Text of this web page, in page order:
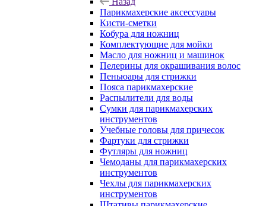
Парикмахерские аксессуары
Кисти-сметки
Кобура для ножниц
Комплектующие для мойки
Масло для ножниц и машинок
Пелерины для окрашивания волос
Пеньюары для стрижки
Пояса парикмахерские
Распылители для воды
Сумки для парикмахерских
инструментов
Учебные головы для причесок
Фартуки для стрижки
Футляры для ножниц
Чемоданы для парикмахерских
инструментов
Чехлы для парикмахерских
инструментов